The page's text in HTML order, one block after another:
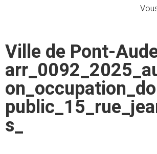
Ville de Pont-
s_